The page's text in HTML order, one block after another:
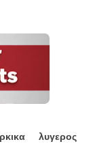
λυγερος